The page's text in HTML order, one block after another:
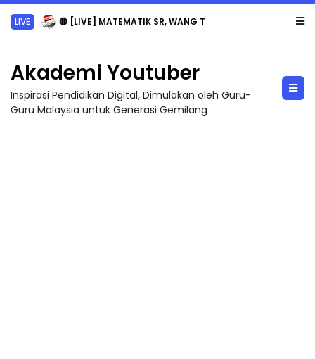
LIVE 🔴 [LIVE] MATEMATIK SR, WANG TAHUN 6 OLEH CIKGU ANITA #ALLINONE #141 #...
Akademi Youtuber
Inspirasi Pendidikan Digital, Dimulakan oleh Guru-
Guru Malaysia untuk Generasi Gemilang